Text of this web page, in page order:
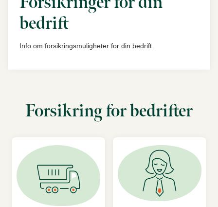
bedrift
Info om forsikringsmuligheter for din bedrift.
Forsikring for bedrifter